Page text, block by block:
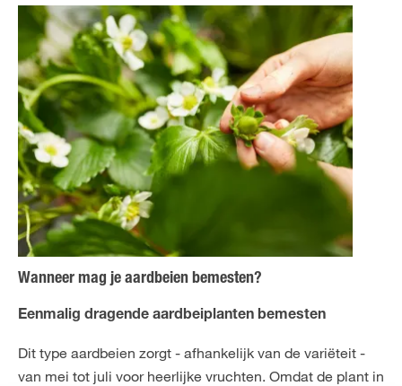
Wanneer mag je aardbeien bemesten?
Eenmalig dragende aardbeiplanten bemesten
Dit type aardbeien zorgt - afhankelijk van de variëteit -
van mei tot juli voor heerlijke vruchten. Omdat de plant in